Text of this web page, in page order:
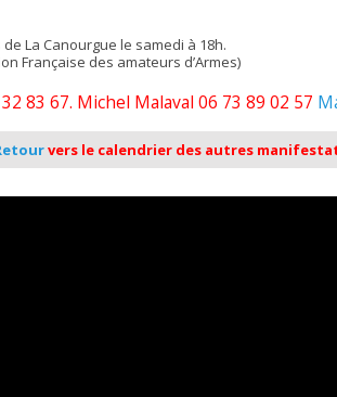
La Canourgue le samedi à 18h.
Française des amateurs d’Armes)
83 67. Michel Malaval 06 73 89 02 57
vers le calendrier des autres